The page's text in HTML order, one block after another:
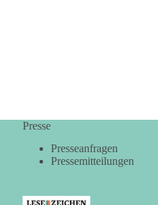
Presse
Presseanfragen
Pressemitteilungen